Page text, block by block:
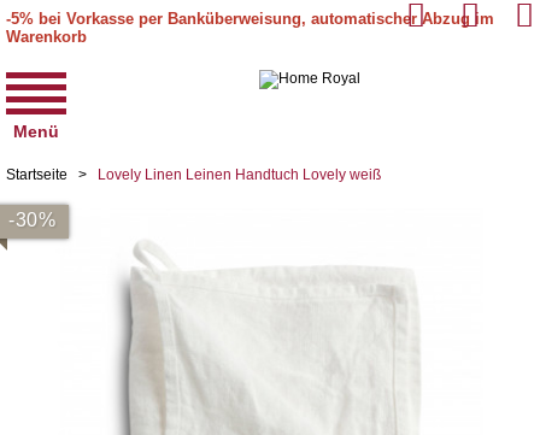
-5% bei Vorkasse per Banküberweisung, automatischer Abzug im
Warenkorb
Menü
Startseite > Lovely Linen Leinen Handtuch Lovely weiß
-30%